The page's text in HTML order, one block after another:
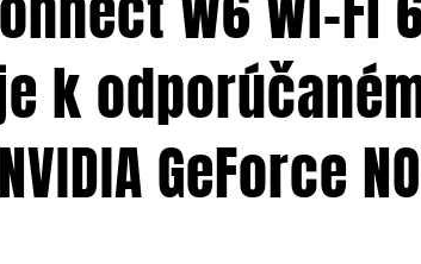
k
GeForce